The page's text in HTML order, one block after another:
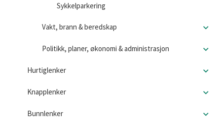
Sykkelparkering
Vakt, brann & beredskap
Politikk, planer, økonomi & administrasjon
Hurtiglenker
Knapplenker
Bunnlenker